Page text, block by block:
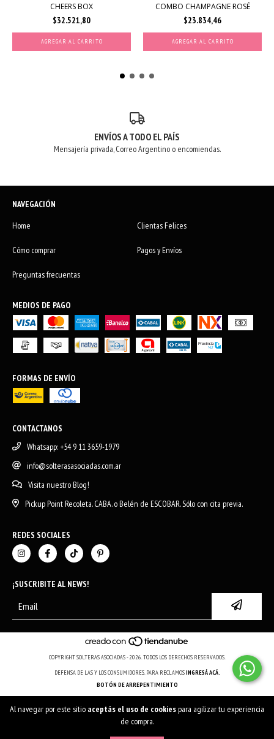
Al navegar por este sitio aceptás el uso de cookiespara agilizar tu experiencia
de compra.
CHEERS BOX
$32.521,80
AGREGAR AL CARRITO
COMBO CHAMPAGNE ROSÉ
$23.834,46
AGREGAR AL CARRITO
ENVÍOS A TODO EL PAÍS
Mensajería privada, Correo Argentino o encomiendas.
NAVEGACIÓN
Home
Clientas Felices
Cómo comprar Pagos y Envíos
Preguntas frecuentas
MEDIOS DE PAGO
FORMAS DE ENVÍO
CONTACTANOS
Whatsapp: +54 9 11 3659-1979
info@solterasasociadas.com.ar
Visita nuestro Blog!
Pickup Point Recoleta. CABA. o Belén de ESCOBAR. Sólo con cita previa.
REDES SOCIALES
¡SUSCRIBITE AL NEWS!
COPYRIGHT SOLTERAS ASOCIADAS - 2026. TODOS LOS DERECHOS RESERVADOS.
DEFENSA DE LAS Y LOS CONSUMIDORES. PARA RECLAMOSINGRESÁ ACÁ.
BOTÓN DE ARREPENTIMIENTO